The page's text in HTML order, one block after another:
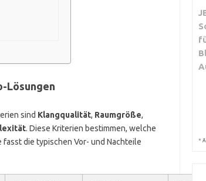
Lösungen
sind Klangqualität, Raumgröße,
. Diese Kriterien bestimmen, welche
die typischen Vor- und Nachteile
*